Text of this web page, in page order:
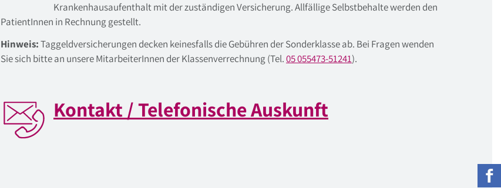
Krankenhausaufenthalt mit der zuständigen Versicherung. Allfällige Selbstbehalte werden den
PatientInnen in Rechnung gestellt.
Hinweis:Taggeldversicherungen decken keinesfalls die Gebühren der Sonderklasse ab. Bei Fragen wenden
Sie sich bitte an unsere MitarbeiterInnen der Klassenverrechnung (Tel.05 055473-51241).
Kontakt / Telefonische Auskunft